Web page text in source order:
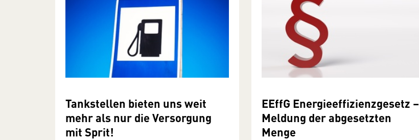
Tankstellen bieten uns weit
mehr als nur die Versorgung
mit Sprit!
EEffG Energieeffizienzgesetz –
Meldung der abgesetzten
Menge